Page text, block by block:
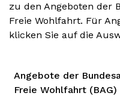
zu den Angeboten der
Freie Wohlfahrt. Für
klicken Sie auf die
Angebote der
Freie Wohlfahrt (BAG)